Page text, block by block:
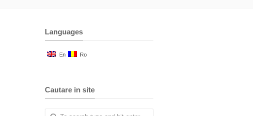
Languages
En Ro
Cautare in site